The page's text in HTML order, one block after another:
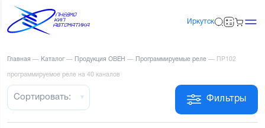
Иркутск
Главная — Каталог — Продукция ОВЕН — Программируемые реле — ПР102
программируемое реле на 40 каналов
Фильтры
Сортировать: